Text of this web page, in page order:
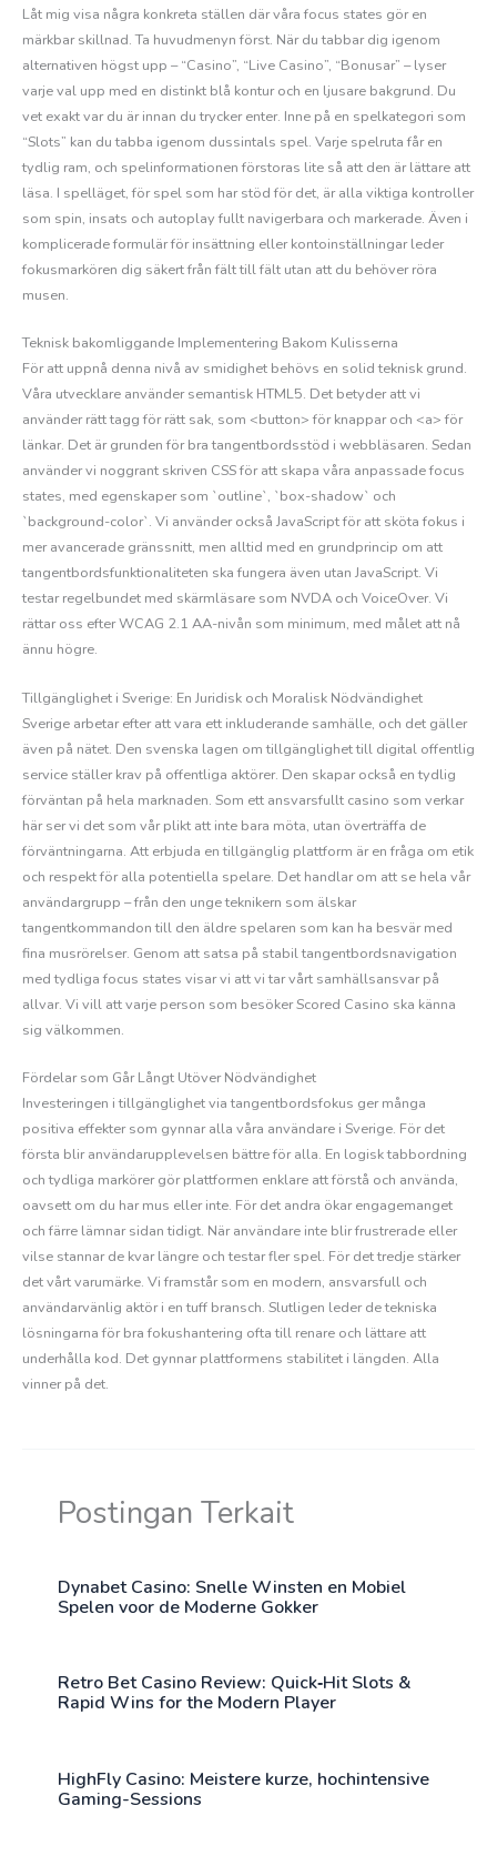
Låt mig visa några konkreta ställen där våra focus states gör en
märkbar skillnad. Ta huvudmenyn först. När du tabbar dig igenom
alternativen högst upp – “Casino”, “Live Casino”, “Bonusar” – lyser
varje val upp med en distinkt blå kontur och en ljusare bakgrund. Du
vet exakt var du är innan du trycker enter. Inne på en spelkategori som
“Slots” kan du tabba igenom dussintals spel. Varje spelruta får en
tydlig ram, och spelinformationen förstoras lite så att den är lättare att
läsa. I spelläget, för spel som har stöd för det, är alla viktiga kontroller
som spin, insats och autoplay fullt navigerbara och markerade. Även i
komplicerade formulär för insättning eller kontoinställningar leder
fokusmarkören dig säkert från fält till fält utan att du behöver röra
musen.
Teknisk bakomliggande Implementering Bakom Kulisserna
För att uppnå denna nivå av smidighet behövs en solid teknisk grund.
Våra utvecklare använder semantisk HTML5. Det betyder att vi
använder rätt tagg för rätt sak, som <button> för knappar och <a> för
länkar. Det är grunden för bra tangentbordsstöd i webbläsaren. Sedan
använder vi noggrant skriven CSS för att skapa våra anpassade focus
states, med egenskaper som `outline`, `box-shadow` och
`background-color`. Vi använder också JavaScript för att sköta fokus i
mer avancerade gränssnitt, men alltid med en grundprincip om att
tangentbordsfunktionaliteten ska fungera även utan JavaScript. Vi
testar regelbundet med skärmläsare som NVDA och VoiceOver. Vi
rättar oss efter WCAG 2.1 AA-nivån som minimum, med målet att nå
ännu högre.
Tillgänglighet i Sverige: En Juridisk och Moralisk Nödvändighet
Sverige arbetar efter att vara ett inkluderande samhälle, och det gäller
även på nätet. Den svenska lagen om tillgänglighet till digital offentlig
service ställer krav på offentliga aktörer. Den skapar också en tydlig
förväntan på hela marknaden. Som ett ansvarsfullt casino som verkar
här ser vi det som vår plikt att inte bara möta, utan överträffa de
förväntningarna. Att erbjuda en tillgänglig plattform är en fråga om etik
och respekt för alla potentiella spelare. Det handlar om att se hela vår
användargrupp – från den unge teknikern som älskar
tangentkommandon till den äldre spelaren som kan ha besvär med
fina musrörelser. Genom att satsa på stabil tangentbordsnavigation
med tydliga focus states visar vi att vi tar vårt samhällsansvar på
allvar. Vi vill att varje person som besöker Scored Casino ska känna
sig välkommen.
Fördelar som Går Långt Utöver Nödvändighet
Investeringen i tillgänglighet via tangentbordsfokus ger många
positiva effekter som gynnar alla våra användare i Sverige. För det
första blir användarupplevelsen bättre för alla. En logisk tabbordning
och tydliga markörer gör plattformen enklare att förstå och använda,
oavsett om du har mus eller inte. För det andra ökar engagemanget
och färre lämnar sidan tidigt. När användare inte blir frustrerade eller
vilse stannar de kvar längre och testar fler spel. För det tredje stärker
det vårt varumärke. Vi framstår som en modern, ansvarsfull och
användarvänlig aktör i en tuff bransch. Slutligen leder de tekniska
lösningarna för bra fokushantering ofta till renare och lättare att
underhålla kod. Det gynnar plattformens stabilitet i längden. Alla
vinner på det.
Postingan Terkait
Dynabet Casino: Snelle Winsten en Mobiel
Spelen voor de Moderne Gokker
Retro Bet Casino Review: Quick‑Hit Slots &
Rapid Wins for the Modern Player
HighFly Casino: Meistere kurze, hochintensive
Gaming-Sessions